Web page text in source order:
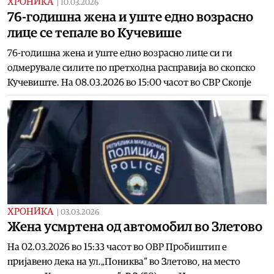
10.03.2026
76-годишна жена и уште едно возрасно
лице се тепале во Кучевише
76-годишна жена и уште едно возрасно лице си ги
одмерувале силите по претходна расправија во скопско
Кучевиште. На 08.03.2026 во 15:00 часот во СВР Скопје
ХРОНИКА 03.03.2026
Жена усмртена од автомобил во Злетово
На 02.03.2026 во 15:33 часот во ОВР Пробиштип е
пријавено дека на ул.„Пониква“ во Злетово, на место